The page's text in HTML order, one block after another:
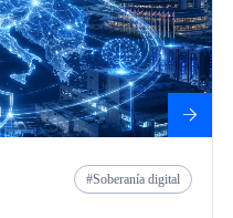
Soberanía digital